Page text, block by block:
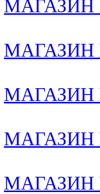
МАГАЗИН
МАГАЗИН
МАГАЗИН
МАГАЗИН
МАГАЗИН